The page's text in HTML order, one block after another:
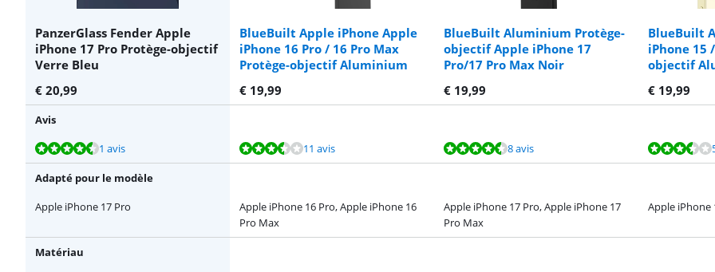
PanzerGlass Fender Apple
iPhone 17 Pro Protège-objectif
Verre Bleu
BlueBuilt Apple iPhone Apple
iPhone 16 Pro / 16 Pro Max
Protège-objectif Aluminium
BlueBuilt Aluminium Protège-
objectif Apple iPhone 17
Pro/17 Pro Max Noir
BlueBuilt
iPhone 15
objectif
€ 20,99 € 19,99 € 19,99 € 19,99
Avis
La note est de 9,2 sur 10, basée sur 1 avis.
1 avis
La note est de 6,7 sur 10, basée sur 11 avis. 11 avis
La note est de 9,0 sur 10, basée sur 8 avis. 8 avis
La note est de 6,6 sur 10, basée sur 5 avis.
La note est de 9,2 sur 10, basée sur 2 avis.
Adapté pour le modèle
Apple iPhone 17 Pro
Apple iPhone 16 Pro, Apple iPhone 16
Pro Max
Apple iPhone 17 Pro, Apple iPhone 17
Pro Max
Apple iPhone
Matériau